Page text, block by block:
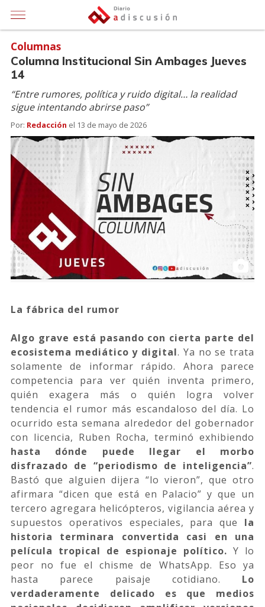
Columnas
Columna Institucional Sin Ambages Jueves
14
“Entre rumores, política y ruido digital… la realidad
sigue intentando abrirse paso”
Por: Redacción el 13 de mayo de 2026
La fábrica del rumor
Algo grave está pasando con cierta parte del
ecosistema mediático y digital. Ya no se trata
solamente de informar rápido. Ahora parece
competencia para ver quién inventa primero,
quién exagera más o quién logra volver
tendencia el rumor más escandaloso del día. Lo
ocurrido esta semana alrededor del gobernador
con licencia, Ruben Rocha, terminó exhibiendo
hasta dónde puede llegar el morbo
disfrazado de “periodismo de inteligencia”.
Bastó que alguien dijera “lo vieron”, que otro
afirmara “dicen que está en Palacio” y que un
tercero agregara helicópteros, vigilancia aérea y
supuestos operativos especiales, para que la
historia terminara convertida casi en una
película tropical de espionaje político. Y lo
peor no fue el chisme de WhatsApp. Eso ya
hasta parece paisaje cotidiano. Lo
verdaderamente delicado es que medios